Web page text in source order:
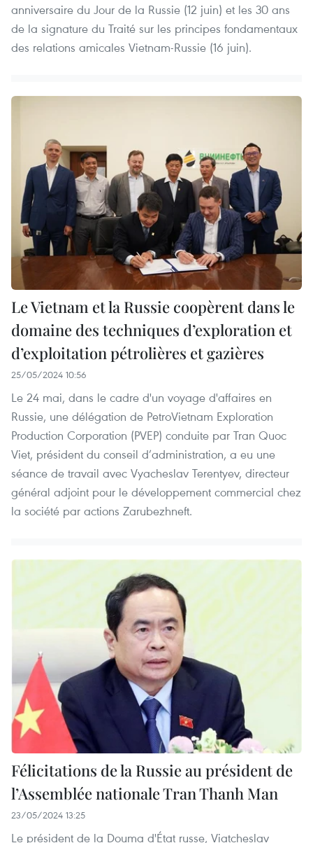
anniversaire du Jour de la Russie (12 juin) et les 30 ans
de la signature du Traité sur les principes fondamentaux
des relations amicales Vietnam-Russie (16 juin).
Le Vietnam et la Russie coopèrent dans le
domaine des techniques d’exploration et
d’exploitation pétrolières et gazières
25/05/2024 10:56
Le 24 mai, dans le cadre d'un voyage d'affaires en
Russie, une délégation de PetroVietnam Exploration
Production Corporation (PVEP) conduite par Tran Quoc
Viet, président du conseil d’administration, a eu une
séance de travail avec Vyacheslav Terentyev, directeur
général adjoint pour le développement commercial chez
la société par actions Zarubezhneft.
Félicitations de la Russie au président de
l’Assemblée nationale Tran Thanh Man
23/05/2024 13:25
Le président de la Douma d'État russe, Viatcheslav